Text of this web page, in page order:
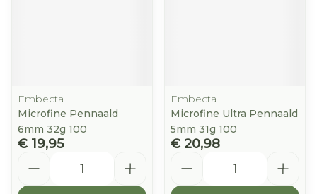
Embecta
Microfine Pennaald
6mm 32g 100
€ 19,95
Embecta
Microfine Ultra Pennaald
5mm 31g 100
€ 20,98